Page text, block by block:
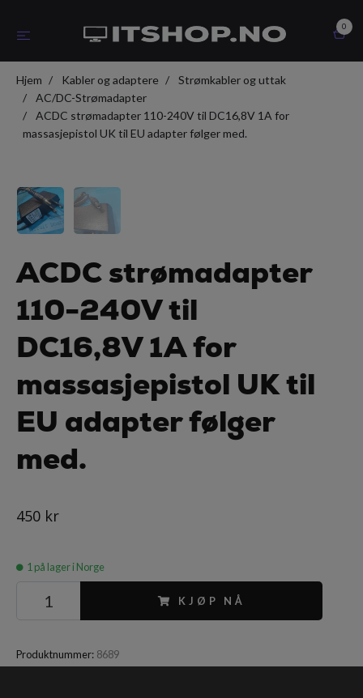
0
Hjem Kabler og adaptere
Strømkabler og uttak
AC/DC-Strømadapter
ACDC strømadapter 110-240V til DC16,8V 1A for
massasjepistol UK til EU adapter følger med.
ACDC strømadapter
110-240V til
DC16,8V 1A for
massasjepistol UK til
EU adapter følger
med.
450 kr
1 på lager i Norge
KJØP NÅ
Produktnummer: 8689